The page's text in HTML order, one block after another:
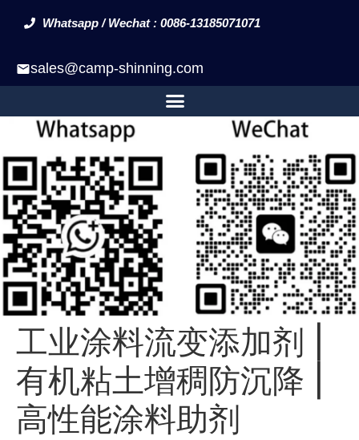
Whatsapp / Wechat : 0086-13185071071
sales@camp-shinning.com
工业涂料流变添加剂 |
有机粘土增稠防沉降 |
高性能涂料助剂